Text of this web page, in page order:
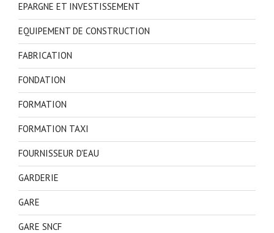
EPARGNE ET INVESTISSEMENT
EQUIPEMENT DE CONSTRUCTION
FABRICATION
FONDATION
FORMATION
FORMATION TAXI
FOURNISSEUR D'EAU
GARDERIE
GARE
GARE SNCF